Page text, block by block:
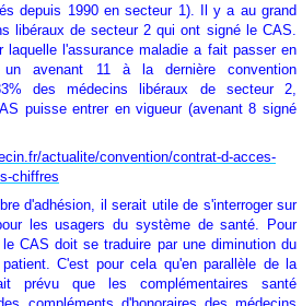
depuis 1990 en secteur 1). Il y a au grand
libéraux de secteur 2 qui ont signé le CAS.
laquelle l'assurance maladie a fait passer en
un avenant 11 à la dernière convention
des médecins libéraux de secteur 2,
puisse entrer en vigueur (avenant 8 signé
actualite/convention/contrat-d-acces-
chiffres
d'adhésion, il serait utile de s'interroger sur
les usagers du système de santé. Pour
CAS doit se traduire par une diminution du
C'est pour cela qu'en parallèle de la
prévu que les complémentaires santé